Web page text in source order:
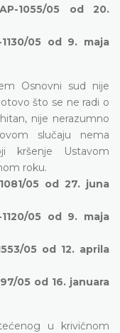
1055/05 od 20.
05 od 9. maja
Osnovni sud nije
što se ne radi o
nije nerazumno
slučaju nema
kršenje Ustavom
roku.
05 od 27. juna
05 od 9. maja
05 od 12. aprila
05 od 16. januara
u krivičnom